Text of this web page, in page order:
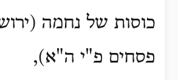
כוסות של נחמה
פסחים פ"י ה"א),